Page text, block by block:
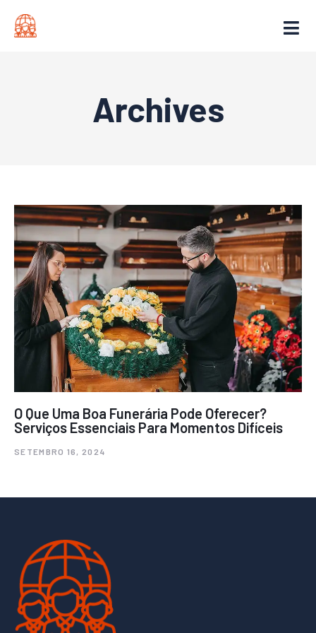
Archives
O Que Uma Boa Funerária Pode Oferecer?
Serviços Essenciais Para Momentos Difíceis
SETEMBRO 16, 2024